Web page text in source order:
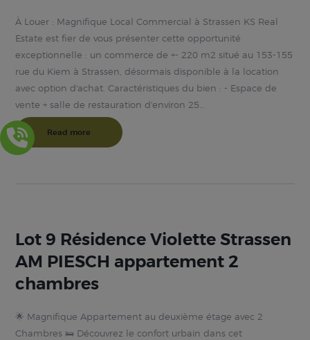
À Louer : Magnifique Local Commercial à Strassen KS Real
Estate est fier de vous présenter cette opportunité
exceptionnelle : un commerce de +- 220 m2 situé au 153-155
rue du Kiem à Strassen, désormais disponible à la location
avec option d'achat. Caractéristiques du bien : - Espace de
vente + salle de restauration d'environ 25…
Read more
Lot 9 Résidence Violette Strassen
AM PIESCH appartement 2
chambres
🌟 Magnifique Appartement au deuxième étage avec 2
Chambres 🛌 Découvrez le confort urbain dans cet